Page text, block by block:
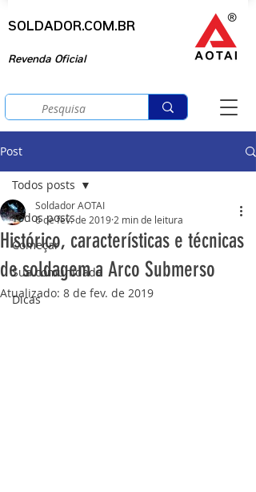
SOLDADOR.COM.BR
Revenda Oficial
Post
Todos posts
Começar
Sua comunidade
Dicas
Todos posts
Histórico, características e técnicas
de soldagem a Arco Submerso
Soldador AOTAI
6 de fev. de 2019 2 min de leitura
Atualizado: 8 de fev. de 2019